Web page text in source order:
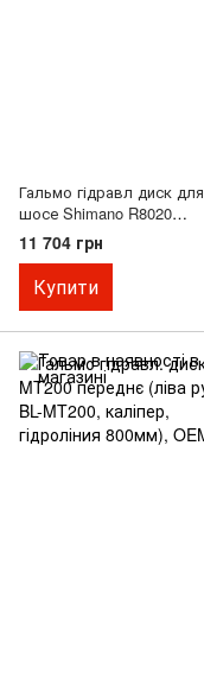
Гальмо гідравл диск для
шосе Shimano R8020
ULTEGRA, переднє (ліва
ручка, каліпер, гідролінія
1000мм)
11 704 грн
Купити